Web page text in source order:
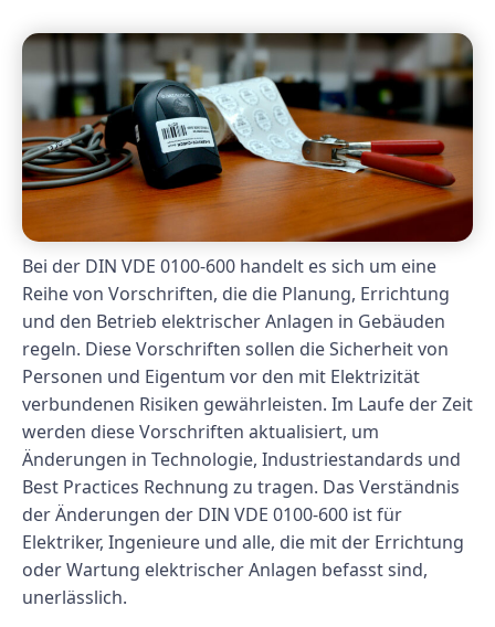
Bei der DIN VDE 0100-600 handelt es sich um eine
Reihe von Vorschriften, die die Planung, Errichtung
und den Betrieb elektrischer Anlagen in Gebäuden
regeln. Diese Vorschriften sollen die Sicherheit von
Personen und Eigentum vor den mit Elektrizität
verbundenen Risiken gewährleisten. Im Laufe der Zeit
werden diese Vorschriften aktualisiert, um
Änderungen in Technologie, Industriestandards und
Best Practices Rechnung zu tragen. Das Verständnis
der Änderungen der DIN VDE 0100-600 ist für
Elektriker, Ingenieure und alle, die mit der Errichtung
oder Wartung elektrischer Anlagen befasst sind,
unerlässlich.